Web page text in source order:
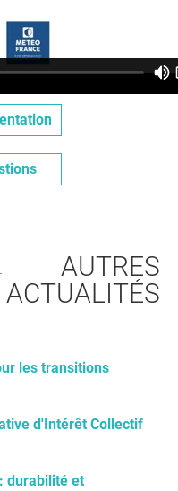
AUTRES
ACTUALITÉS
les transitions
d'Intérêt Collectif
durabilité et